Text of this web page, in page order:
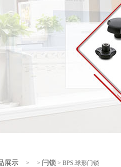
展示 > > 闩锁 > BPS.球形门锁